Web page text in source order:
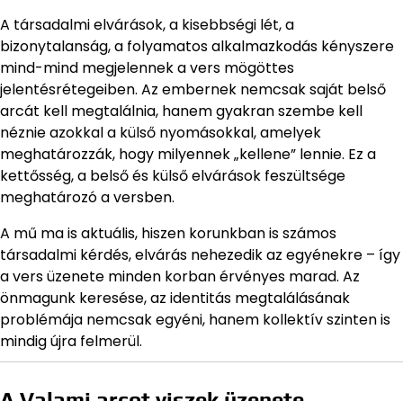
A társadalmi elvárások, a kisebbségi lét, a
bizonytalanság, a folyamatos alkalmazkodás kényszere
mind-mind megjelennek a vers mögöttes
jelentésrétegeiben. Az embernek nemcsak saját belső
arcát kell megtalálnia, hanem gyakran szembe kell
néznie azokkal a külső nyomásokkal, amelyek
meghatározzák, hogy milyennek „kellene” lennie. Ez a
kettősség, a belső és külső elvárások feszültsége
meghatározó a versben.
A mű ma is aktuális, hiszen korunkban is számos
társadalmi kérdés, elvárás nehezedik az egyénekre – így
a vers üzenete minden korban érvényes marad. Az
önmagunk keresése, az identitás megtalálásának
problémája nemcsak egyéni, hanem kollektív szinten is
mindig újra felmerül.